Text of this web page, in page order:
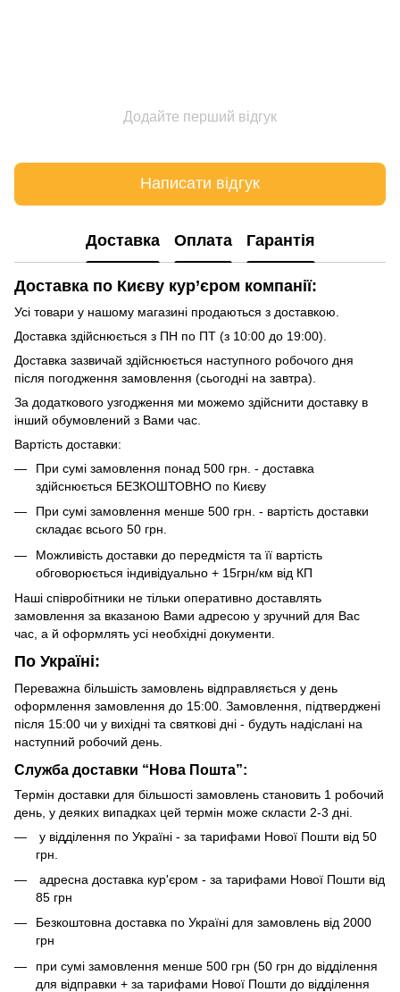
Додайте перший відгук
Написати відгук
Доставка Оплата Гарантія
Доставка по Києву кур’єром компанії:
Усі товари у нашому магазині продаються з доставкою.
Доставка здійснюється з ПН по ПТ (з 10:00 до 19:00).
Доставка зазвичай здійснюється наступного робочого дня
після погодження замовлення (сьогодні на завтра).
За додаткового узгодження ми можемо здійснити доставку в
інший обумовлений з Вами час.
Вартість доставки:
При сумі замовлення понад 500 грн. - доставка
здійснюється БЕЗКОШТОВНО по Києву
При сумі замовлення менше 500 грн. - вартість доставки
складає всього 50 грн.
Можливість доставки до передмістя та її вартість
обговорюється індивідуально + 15грн/км від КП
Наші співробітники не тільки оперативно доставлять
замовлення за вказаною Вами адресою у зручний для Вас
час, а й оформлять усі необхідні документи.
По Україні:
Переважна більшість замовлень відправляється у день
оформлення замовлення до 15:00. Замовлення, підтверджені
після 15:00 чи у вихідні та святкові дні - будуть надіслані на
наступний робочий день.
Служба доставки “Нова Пошта”:
Термін доставки для більшості замовлень становить 1 робочий
день, у деяких випадках цей термін може скласти 2-3 дні.
у відділення по Україні - за тарифами Нової Пошти від 50
грн.
адресна доставка кур'єром - за тарифами Нової Пошти від
85 грн
Безкоштовна доставка по Україні для замовлень від 2000
грн
при сумі замовлення менше 500 грн (50 грн до відділення
для відправки + за тарифами Нової Пошти до відділення